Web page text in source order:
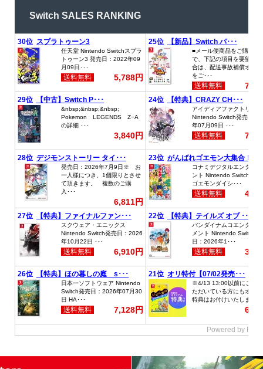
Switch SALES RANKING